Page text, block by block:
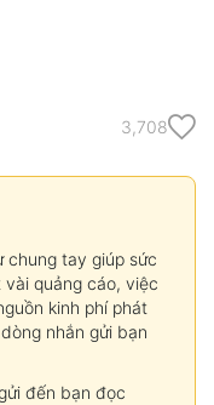
3,708
chung tay giúp sức
quảng cáo, việc
kinh phí phát
nhắn gửi bạn
đến bạn đọc